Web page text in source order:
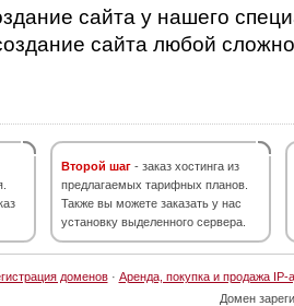
сайта у нашего
сайта любой
Второй шаг - заказ хостинга из
предлагаемых тарифных планов.
Также вы можете заказать у нас
установку выделенного сервера.
доменов· Аренда, покупка и продажа IP-
Домен